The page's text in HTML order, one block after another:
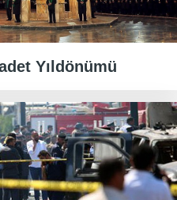
Yıldönümü